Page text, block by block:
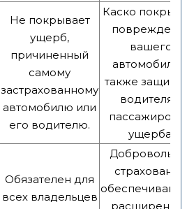
Не покрывает
ущерб,
причиненный
самому
застрахованному
автомобилю или
его водителю.
Каско
вашего
автомобиля,
также
водителя и
пассажиров
ущерба.
Обязателен для
всех владельцев